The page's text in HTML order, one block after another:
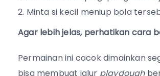
Minta si kecil meniup bola
Agar lebih jelas, perhatikan cara
Permainan ini cocok dimainkan
bisa membuat jalur playdough